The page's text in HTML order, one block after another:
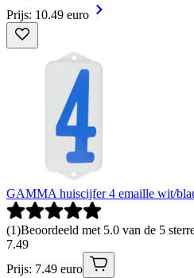
Prijs: 10.49 euro
GAMMA huiscijfer 4 emaille wit/
(1)Beoordeeld met 5.0 van de 5
7.49
Prijs: 7.49 euro